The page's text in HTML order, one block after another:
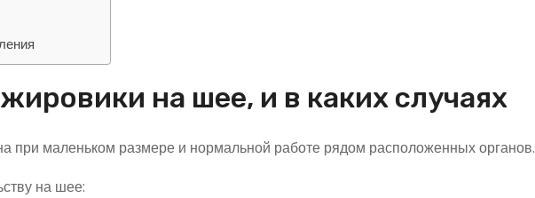
на шее, и в каких случаях
маленьком размере и нормальной работе рядом расположенных органов.
на шее: